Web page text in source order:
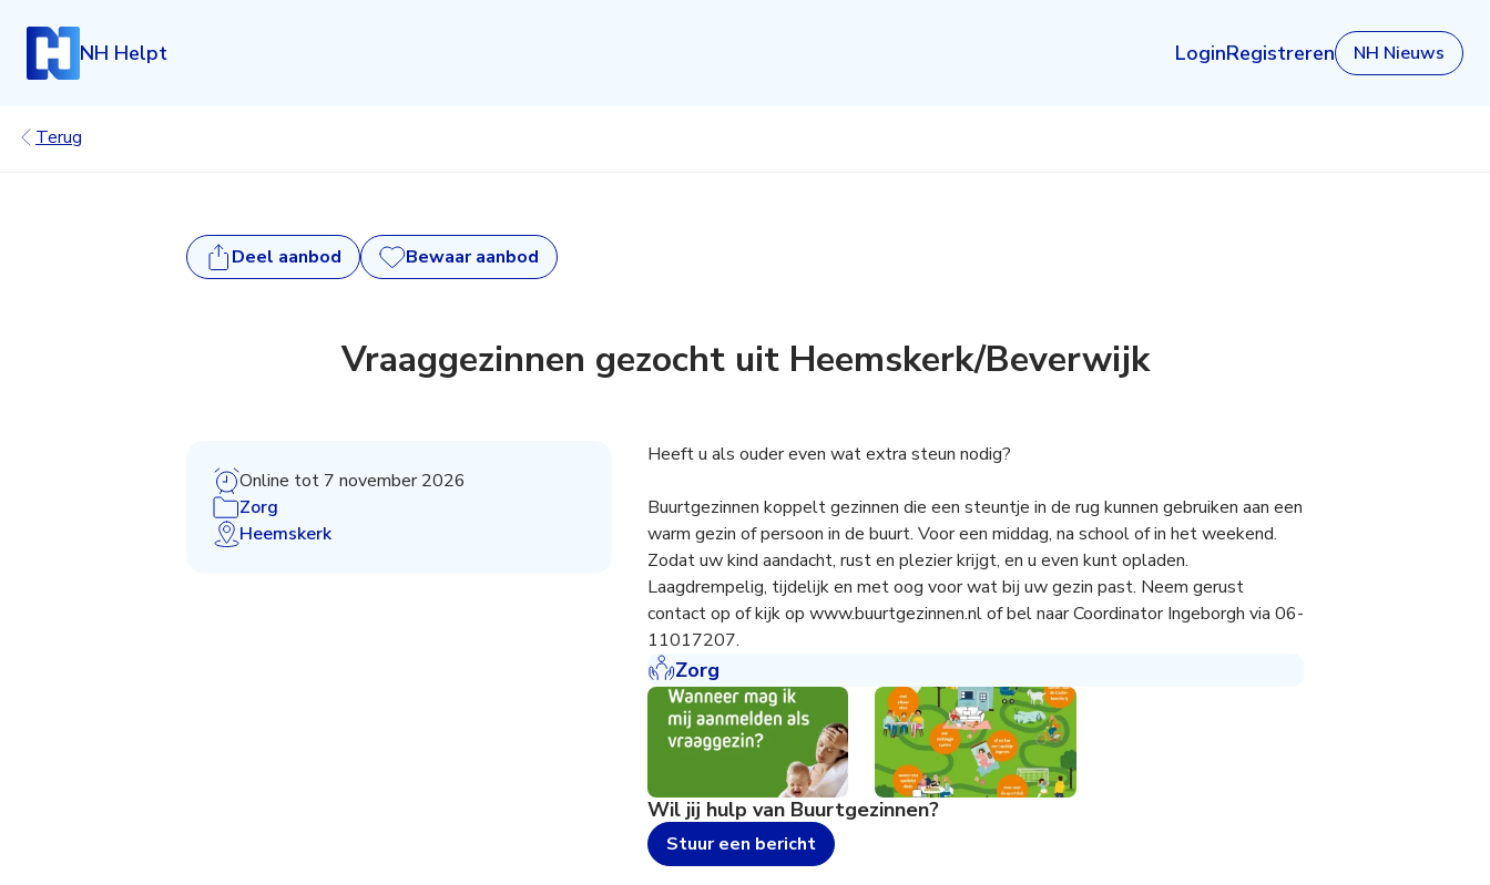
NH Helpt LoginRegistreren NH Nieuws
Terug
Deel aanbod Bewaar aanbod
Vraaggezinnen gezocht uit Heemskerk/Beverwijk
Online tot 7 november 2026
Zorg
Heemskerk
Heeft u als ouder even wat extra steun nodig?
Buurtgezinnen koppelt gezinnen die een steuntje in de rug kunnen gebruiken aan een
warm gezin of persoon in de buurt. Voor een middag, na school of in het weekend.
Zodat uw kind aandacht, rust en plezier krijgt, en u even kunt opladen.
Laagdrempelig, tijdelijk en met oog voor wat bij uw gezin past. Neem gerust
contact op of kijk op www.buurtgezinnen.nl of bel naar Coordinator Ingeborgh via 06-
11017207.
Zorg
Wil jij hulp van Buurtgezinnen?
Stuur een bericht
Inloggen
Login
Registreren